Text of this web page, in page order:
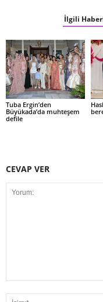
İlgili
Tuba Ergin’den
Büyükada’da muhteşem
defile
CEVAP VER